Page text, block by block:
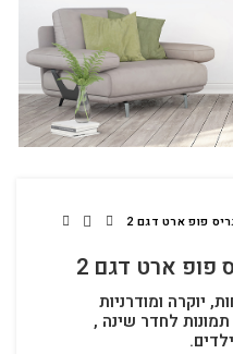
פופ ארט דגם 2
פופ ארט דגם 2
יוקרה ומודרניות
תמונות לחדר שינה ,